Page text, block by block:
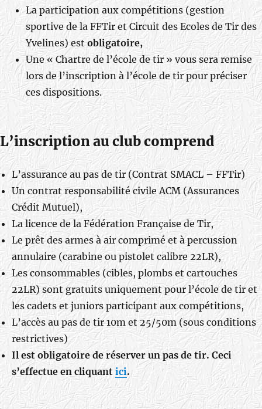
La participation aux compétitions (gestion
sportive de la FFTir et Circuit des Ecoles de Tir des
Yvelines) estobligatoire,
Une « Chartre de l’école de tir » vous sera remise
lors de l’inscription à l’école de tir pour préciser
ces dispositions.
L’inscription au club comprend
L’assurance au pas de tir (Contrat SMACL – FFTir)
Un contrat responsabilité civile ACM (Assurances
Crédit Mutuel),
La licence de la Fédération Française de Tir,
Le prêt des armes à air comprimé et à percussion
annulaire (carabine ou pistolet calibre 22LR),
Les consommables (cibles, plombs et cartouches
22LR) sont gratuits uniquement pour l’école de tir et
les cadets et juniors participant aux compétitions,
L’accès au pas de tir 10m et 25/50m (sous conditions
restrictives)
Il est obligatoire de réserver un pas de tir. Ceci
s’effectue en cliquant ici.